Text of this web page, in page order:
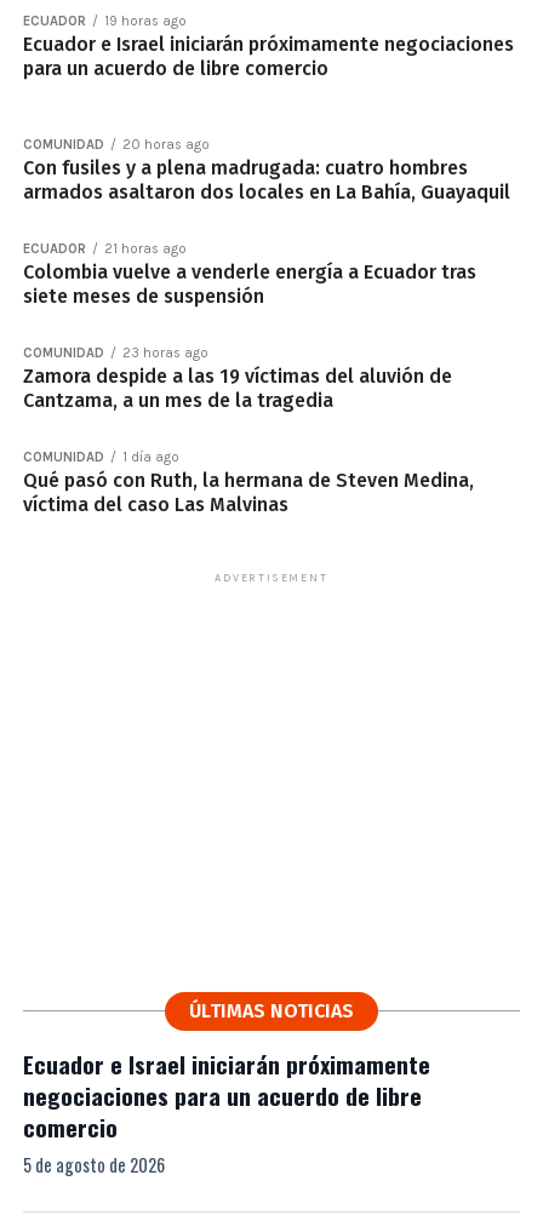
ECUADOR 19 horas ago
Ecuador e Israel iniciarán próximamente negociaciones
para un acuerdo de libre comercio
COMUNIDAD 20 horas ago
Con fusiles y a plena madrugada: cuatro hombres
armados asaltaron dos locales en La Bahía, Guayaquil
ECUADOR 21 horas ago
Colombia vuelve a venderle energía a Ecuador tras
siete meses de suspensión
COMUNIDAD 23 horas ago
Zamora despide a las 19 víctimas del aluvión de
Cantzama, a un mes de la tragedia
COMUNIDAD 1 día ago
Qué pasó con Ruth, la hermana de Steven Medina,
víctima del caso Las Malvinas
ADVERTISEMENT
ÚLTIMAS NOTICIAS
Ecuador e Israel iniciarán próximamente
negociaciones para un acuerdo de libre
comercio
5 de agosto de 2026